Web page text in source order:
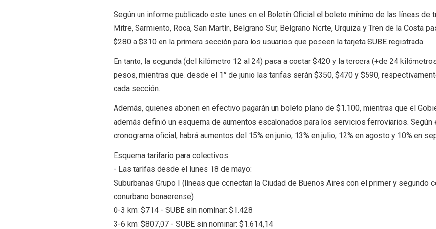
Según un informe publicado este lunes en el Boletín Oficial el boleto mínimo de las líneas de
Mitre, Sarmiento, Roca, San Martín, Belgrano Sur, Belgrano Norte, Urquiza y Tren de la Costa
$280 a $310 en la primera sección para los usuarios que poseen la tarjeta SUBE registrada.
En tanto, la segunda (del kilómetro 12 al 24) pasa a costar $420 y la tercera (+de 24
pesos, mientras que, desde el 1° de junio las tarifas serán $350, $470 y $590,
cada sección.
Además, quienes abonen en efectivo pagarán un boleto plano de $1.100, mientras que el
además definió un esquema de aumentos escalonados para los servicios ferroviarios. Según
cronograma oficial, habrá aumentos del 15% en junio, 13% en julio, 12% en agosto y 10% en
Esquema tarifario para colectivos
- Las tarifas desde el lunes 18 de mayo:
Suburbanas Grupo I (líneas que conectan la Ciudad de Buenos Aires con el primer y segundo
conurbano bonaerense)
0-3 km: $714 - SUBE sin nominar: $1.428
3-6 km: $807,07 - SUBE sin nominar: $1.614,14